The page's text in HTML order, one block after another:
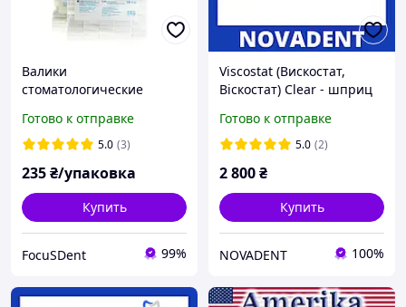
Валики
стоматологические
Готово к отправке
5.0 (3)
235₴/упаковка
Купить
FocuSDent 99%
Viscostat (Вискостат,
Віскостат) Clear - шприц
Готово к отправке
5.0 (2)
2 800₴
Купить
NOVADENT 100%